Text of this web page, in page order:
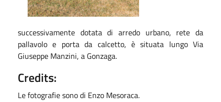
successivamente dotata di arredo urbano, rete da
pallavolo e porta da calcetto, è situata lungo Via
Giuseppe Manzini, a Gonzaga.
Credits:
Le fotografie sono di Enzo Mesoraca.